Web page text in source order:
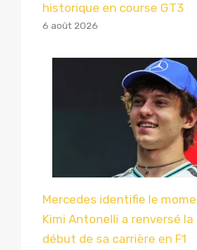
historique en course GT3
6 août 2026
Mercedes identifie le
Kimi Antonelli a renversé la
début de sa carrière en F1